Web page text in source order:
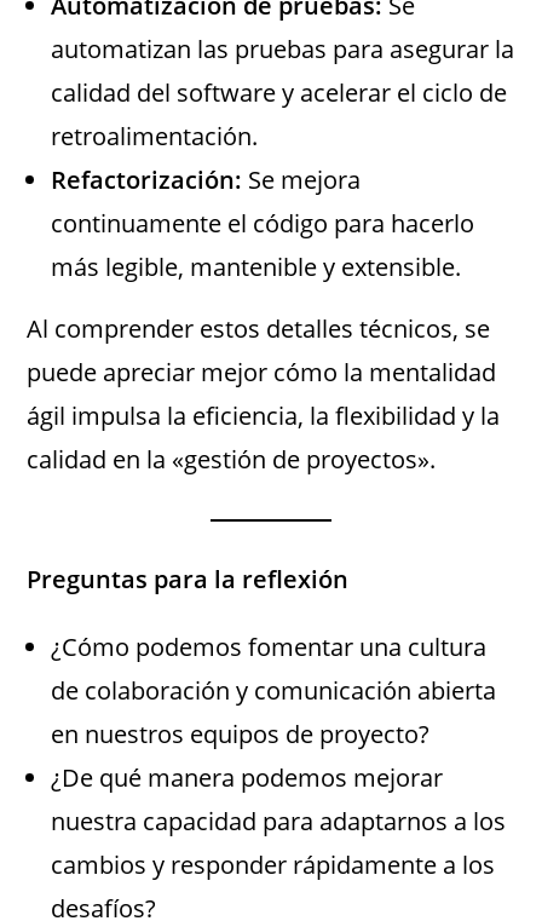
automatizan las pruebas para asegurar la
calidad del software y acelerar el ciclo de
retroalimentación.
Refactorización: Se mejora
continuamente el código para hacerlo
más legible, mantenible y extensible.
Al comprender estos detalles técnicos, se
puede apreciar mejor cómo la mentalidad
ágil impulsa la eficiencia, la flexibilidad y la
calidad en la «gestión de proyectos».
Preguntas para la reflexión
¿Cómo podemos fomentar una cultura
de colaboración y comunicación abierta
en nuestros equipos de proyecto?
¿De qué manera podemos mejorar
nuestra capacidad para adaptarnos a los
cambios y responder rápidamente a los
desafíos?